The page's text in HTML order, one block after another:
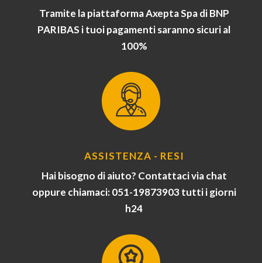
Tramite la piattaforma Axepta Spa di BNP
PARIBAS i tuoi pagamenti saranno sicuri al
100%
ASSISTENZA - RESI
Hai bisogno di aiuto? Contattaci via chat
oppure chiamaci: 051-19873903 tutti i giorni
h24